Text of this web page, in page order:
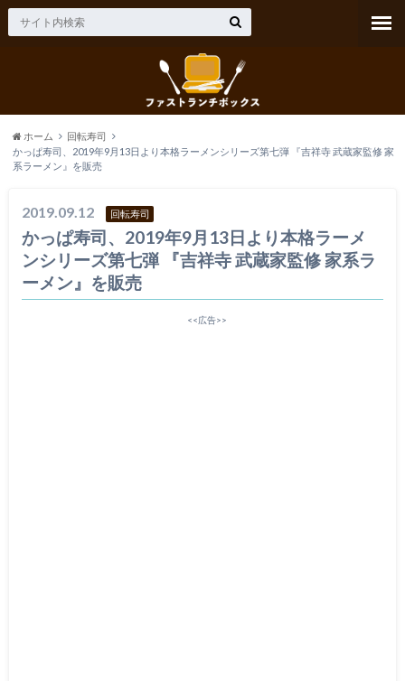
ホーム
回転寿司
かっぱ寿司、2019年9月13日より本格ラーメンシリーズ第七弾 『吉祥寺 武蔵家監修 家
系ラーメン』を販売
2019.09.12 回転寿司
かっぱ寿司、2019年9月13日より本格ラーメ
ンシリーズ第七弾 『吉祥寺 武蔵家監修 家系ラ
ーメン』を販売
<<広告>>